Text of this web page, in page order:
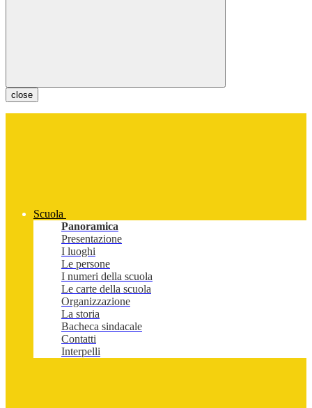
close
Scuola
Panoramica
Presentazione
I luoghi
Le persone
I numeri della scuola
Le carte della scuola
Organizzazione
La storia
Bacheca sindacale
Contatti
Interpelli